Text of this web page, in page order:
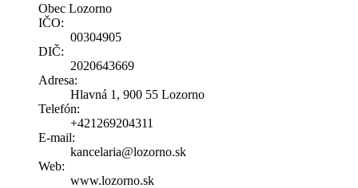
Obec Lozorno
IČO:
00304905
DIČ:
2020643669
Adresa:
Hlavná 1, 900 55 Lozorno
Telefón:
+421269204311
E-mail:
kancelaria@lozorno.sk
Web:
www.lozorno.sk